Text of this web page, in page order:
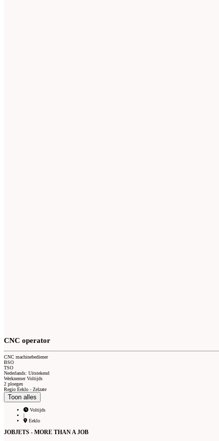
CNC operator
CNC machinebediener
BSO
TSO
Nederlands: Uitstekend
Werknemer Voltijds
2 ploegen
Regio Eeklo - Zelzate
Toon alles
Voltijds
|
Eeklo
JOBJETS - MORE THAN A JOB